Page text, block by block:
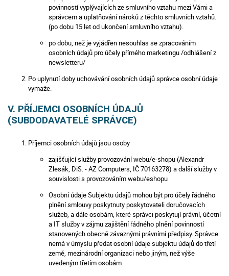
povinností vyplývajících ze smluvního vztahu mezi Vámi a
správcem a uplatňování nároků z těchto smluvních vztahů.
(po dobu 15 let od ukončení smluvního vztahu).
po dobu, než je vyjádřen nesouhlas se zpracováním
osobních údajů pro účely přímého marketingu /odhlášení z
newsletteru/
Po uplynutí doby uchovávání osobních údajů správce osobní údaje
vymaže.
V. PŘÍJEMCI OSOBNÍCH ÚDAJŮ
(SUBDODAVATELÉ SPRÁVCE)
Příjemci osobních údajů jsou osoby
zajišťující služby provozování webu/e-shopu (Alexandr
Zlesák, DiS. - AZ Computers, IČ 70163278) a další služby v
souvislosti s provozováním webu/eshopu
Osobní údaje Subjektu údajů mohou být pro účely řádného
plnění smlouvy poskytnuty poskytovateli doručovacích
služeb, a dále osobám, které správci poskytují právní, účetní
a IT služby v zájmu zajištění řádného plnění povinností
stanovených obecně závaznými právními předpisy. Správce
nemá v úmyslu předat osobní údaje subjektu údajů do třetí
země, mezinárodní organizaci nebo jiným, než výše
uvedeným třetím osobám.